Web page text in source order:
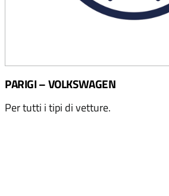
PARIGI – VOLKSWAGEN
Per tutti i tipi di vetture.